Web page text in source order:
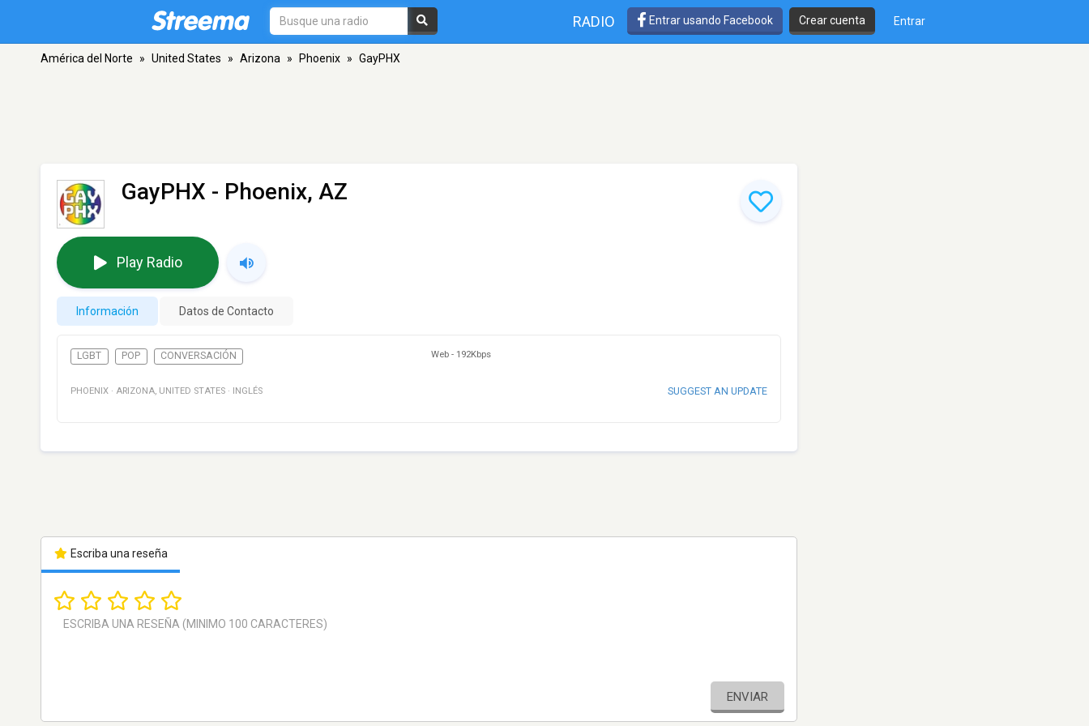
RADIO Entrar usando Facebook Crear cuenta Entrar
América del Norte » United States » Arizona » Phoenix » GayPHX
GayPHX - Phoenix, AZ
Play Radio
Información Datos de Contacto
LGBT POP CONVERSACIÓN Web - 192Kbps
PHOENIX · ARIZONA, UNITED STATES · INGLÉS SUGGEST AN UPDATE
Escriba una reseña
ENVIAR